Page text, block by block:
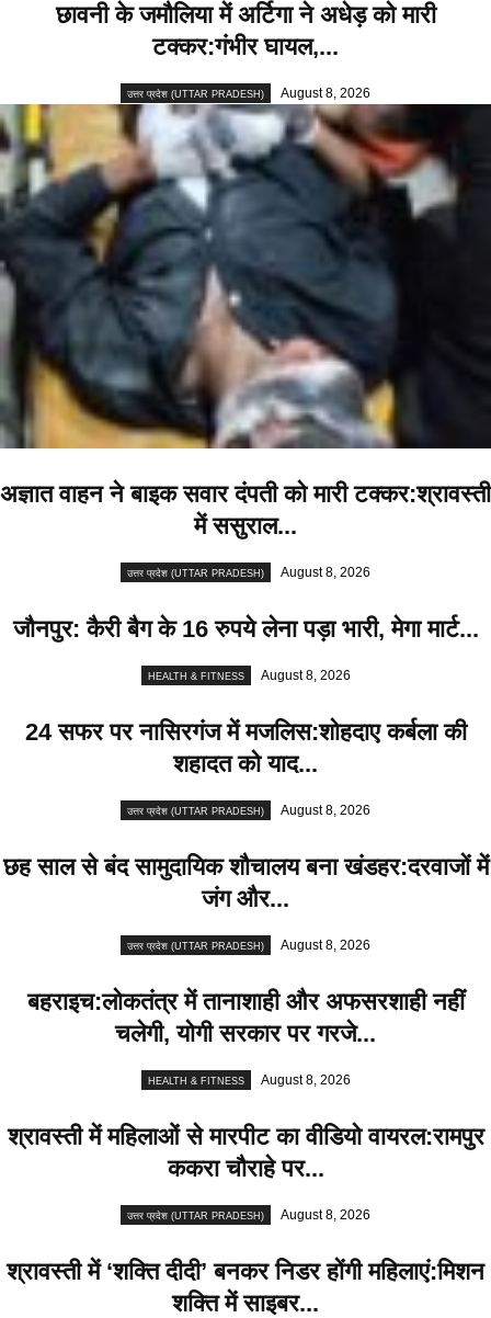
छावनी के जमौलिया में अर्टिगा ने अधेड़ को मारी
टक्कर:गंभीर घायल,...
उत्तर प्रदेश (UTTAR PRADESH) August 8, 2026
अज्ञात वाहन ने बाइक सवार दंपती को मारी टक्कर:श्रावस्ती
में ससुराल...
उत्तर प्रदेश (UTTAR PRADESH) August 8, 2026
जौनपुर: कैरी बैग के 16 रुपये लेना पड़ा भारी, मेगा मार्ट...
HEALTH & FITNESS August 8, 2026
24 सफर पर नासिरगंज में मजलिस:शोहदाए कर्बला की
शहादत को याद...
उत्तर प्रदेश (UTTAR PRADESH) August 8, 2026
छह साल से बंद सामुदायिक शौचालय बना खंडहर:दरवाजों में
जंग और...
उत्तर प्रदेश (UTTAR PRADESH) August 8, 2026
बहराइच:लोकतंत्र में तानाशाही और अफसरशाही नहीं
चलेगी, योगी सरकार पर गरजे...
HEALTH & FITNESS August 8, 2026
श्रावस्ती में महिलाओं से मारपीट का वीडियो वायरल:रामपुर
ककरा चौराहे पर...
उत्तर प्रदेश (UTTAR PRADESH) August 8, 2026
श्रावस्ती में ‘शक्ति दीदी’ बनकर निडर होंगी महिलाएं:मिशन
शक्ति में साइबर...